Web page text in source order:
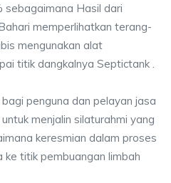
sebagaimana Hasil dari
memperlihatkan terang-
mengunakan alat
titik dangkalnya Septictank .
penguna dan pelayan jasa
menjalin silaturahmi yang
keresmian dalam proses
ke titik pembuangan limbah